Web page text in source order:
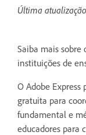
Última
Saiba mais sobre
instituições de
O Adobe
gratuita para
fundamental e
educadores para